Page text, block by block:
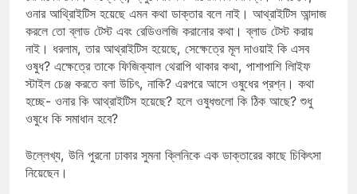
ওনার আথ্রিাইটিস হয়েছে এমন কথা ডাক্তার বলে নাই। আথ্রাইটিস আন্দাজ
করলে তো ব্লাড টেস্ট এবং রেডিওলজি করানোর কথা। ব্লাড টেস্ট করায়
নাই। ধরলাম, তার আথ্রাইটিস হয়েছে, সেক্ষেত্রে মূল দাওয়াই কি এসব
ওষুধ? এক্ষেত্রে তাকে ফিজিক্যাল থেরাপি থাকার কথা, পাশাপাশি লািইফ
স্টাইল চেঞ্জ করতে বলা উচিৎ, নাকি? এরপরে আসে ওষুধের প্রশ্ন। কথা
হচ্ছে- ওনার কি আথ্রাইটিস হয়েছে? হলে ওষুধগুলো কি ঠিক আছে? শুধু
ওষুধে কি সমাধান হবে?
উল্লেখ্য, উনি পুরনো ঢাকার সুমনা ক্লিনিকে এক ডাক্তারের কাছে চিকিৎসা
নিয়েছেন।